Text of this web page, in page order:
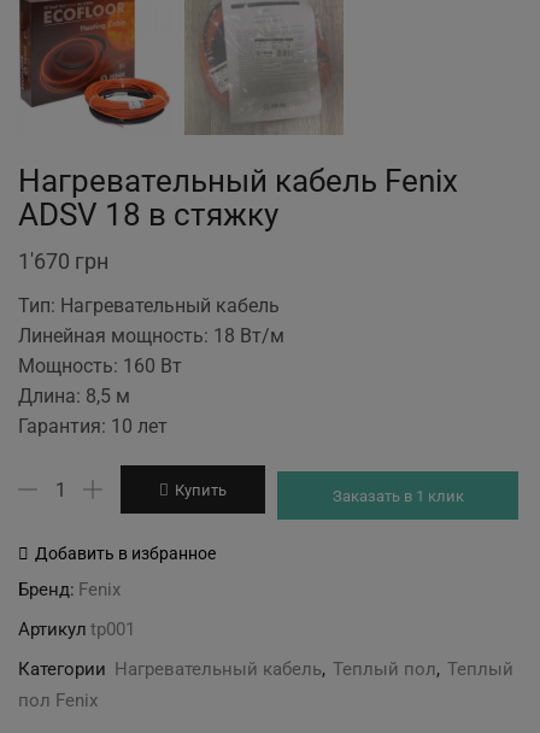
Нагревательный кабель Fenix
ADSV 18 в стяжку
1'670 грн
Тип: Нагревательный кабель
Линейная мощность: 18 Вт/м
Мощность: 160 Вт
Длина: 8,5 м
Гарантия: 10 лет
Количество
Нагревательный
Fenix
ADSV
18
в
Купить Заказать в 1 клик
Добавить в избранное
Бренд: Fenix
Артикул tp001
Категории Нагревательный кабель, Теплый пол, Теплый
пол Fenix